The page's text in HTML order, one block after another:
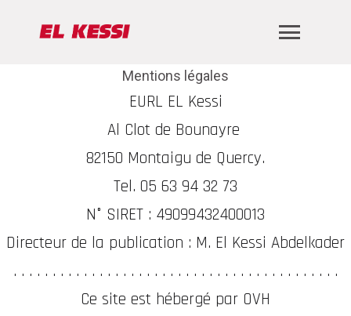
Mentions légales
EURL EL Kessi
Al Clot de Bounayre
82150 Montaigu de Quercy.
Tel. 05 63 94 32 73
N° SIRET : 49099432400013
Directeur de la publication : M. El Kessi Abdelkader
. . . . . . . . . . . . . . . . . . . . . . . . . . . . . . . . . . . . . . . . . .
Ce site est hébergé par OVH